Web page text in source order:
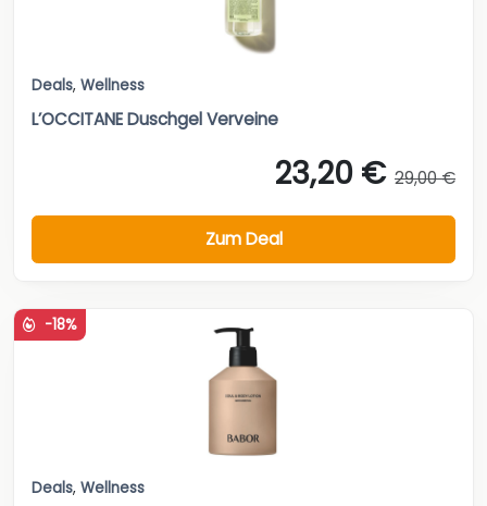
Deals, Wellness
L’OCCITANE Duschgel Verveine
23,20 € 29,00 €
Zum Deal
-18%
Deals, Wellness